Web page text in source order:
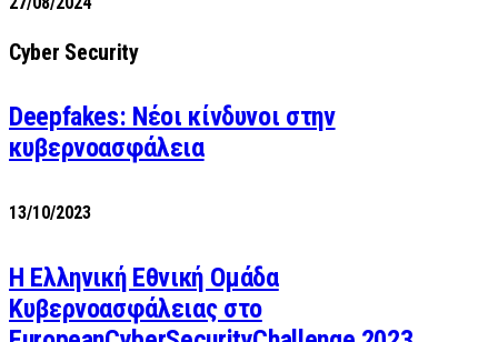
Cyber Security
Deepfakes: Νέοι κίνδυνοι στην
κυβερνοασφάλεια
13/10/2023
Η Ελληνική Εθνική Ομάδα
Κυβερνοασφάλειας στο